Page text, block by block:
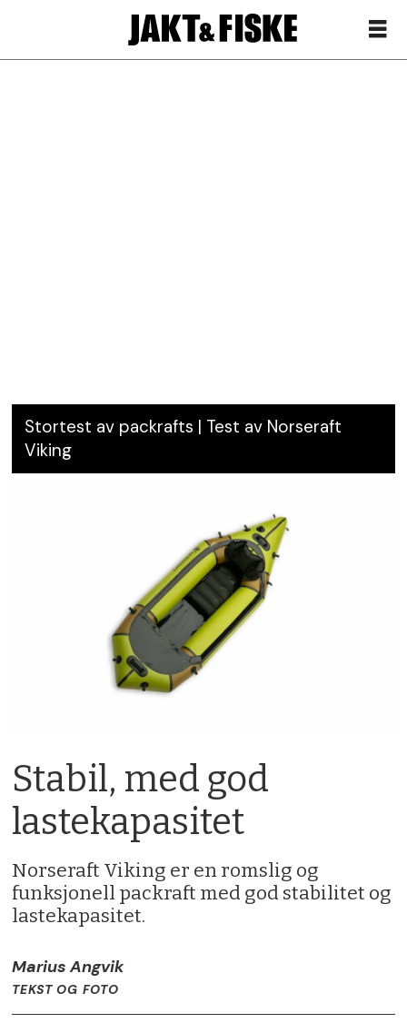
Stortest av packrafts | Test av Norseraft
Viking
Stabil, med god
lastekapasitet
Norseraft Viking er en romslig og
funksjonell packraft med god stabilitet og
lastekapasitet.
Marius Angvik
TEKST OG FOTO